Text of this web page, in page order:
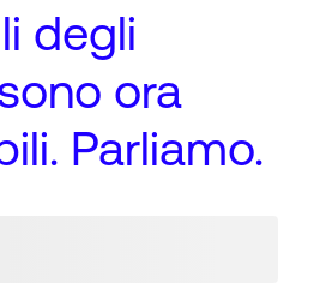
degli
ora
Parliamo.